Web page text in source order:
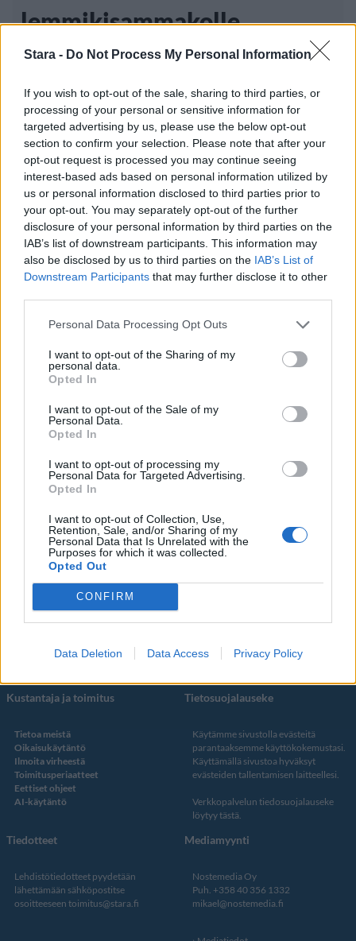
Stara - Do Not Process My Personal Information
If you wish to opt-out of the sale, sharing to third parties, or
processing of your personal or sensitive information for
targeted advertising by us, please use the below opt-out
section to confirm your selection. Please note that after your
opt-out request is processed you may continue seeing
interest-based ads based on personal information utilized by
us or personal information disclosed to third parties prior to
your opt-out. You may separately opt-out of the further
disclosure of your personal information by third parties on the
IAB’s list of downstream participants. This information may
also be disclosed by us to third parties on the IAB’s List of
Downstream Participants that may further disclose it to other
Personal Data Processing Opt Outs
I want to opt-out of the Sharing of my
personal data.
Opted In
I want to opt-out of the Sale of my
Personal Data.
Opted In
I want to opt-out of processing my
Personal Data for Targeted Advertising.
Opted In
I want to opt-out of Collection, Use,
Retention, Sale, and/or Sharing of my
Personal Data that Is Unrelated with the
Purposes for which it was collected.
Opted Out
CONFIRM
Data Deletion Data Access Privacy Policy
lemmikisammakolle
kaveriksi kalan –
huonostihan siinä kävi
On sanomattakin selvää, että kaikki eri
eläinlajien edustajat eivät tule
Info
Tietosuojalauseke
Mediatiedot
RSS-ohje
Yhteistyössä
Jocka
Päivän Lehti
Lifestyle
Koti & Asuminen
Viihde
StaraTV
Autot
Elokuvat
Some
YouTube
Instagram
Kustantaja ja toimitus
Tietoa meistä
Oikaisukäytäntö
Ilmoita virheestä
Toimitusperiaatteet
Eettiset ohjeet
AI-käytäntö
Tietosuojalauseke
Käytämme sivustolla evästeitä
parantaaksemme käyttökokemustasi.
Käyttämällä sivustoa hyväksyt
evästeiden tallentamisen laitteellesi.
Verkkopalvelun tiedosuojalauseke
löytyy tästä
Tiedotteet
Lehdistötiedotteet pyydetään
lähettämään sähköpostitse
osoitteeseen toimitus@stara.fi
Mediamyynti
Nostemedia Oy
Puh. +358 40 356 1332
mikael@nostemedia.fi